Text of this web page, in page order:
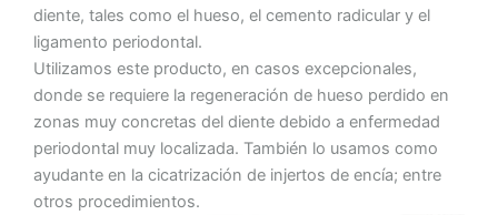
diente, tales como el hueso, el cemento radicular y el
ligamento periodontal.
Utilizamos este producto, en casos excepcionales,
donde se requiere la regeneración de hueso perdido en
zonas muy concretas del diente debido a enfermedad
periodontal muy localizada. También lo usamos como
ayudante en la cicatrización de injertos de encía; entre
otros procedimientos.